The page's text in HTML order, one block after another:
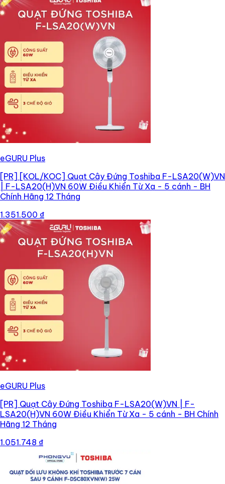
eGURU Plus
[PR] [KOL/KOC] Quạt Cây Đứng Toshiba F-LSA20(W)VN
| F-LSA20(H)VN 60W Điều Khiển Từ Xa - 5 cánh - BH
Chính Hãng 12 Tháng
1.351.500 ₫
eGURU Plus
[PR] Quạt Cây Đứng Toshiba F-LSA20(W)VN | F-
LSA20(H)VN 60W Điều Khiển Từ Xa - 5 cánh - BH Chính
Hãng 12 Tháng
1.051.748 ₫